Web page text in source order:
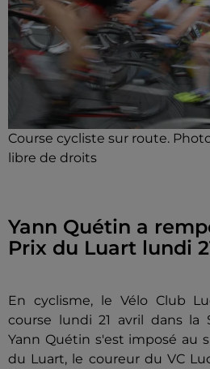
Course cycliste sur route.
libre de droits
Yann Quétin a
Prix du Luart lundi
En cyclisme, le Vélo Club
course lundi 21 avril dans la
Yann Quétin s'est imposé au
du Luart, le coureur du VC